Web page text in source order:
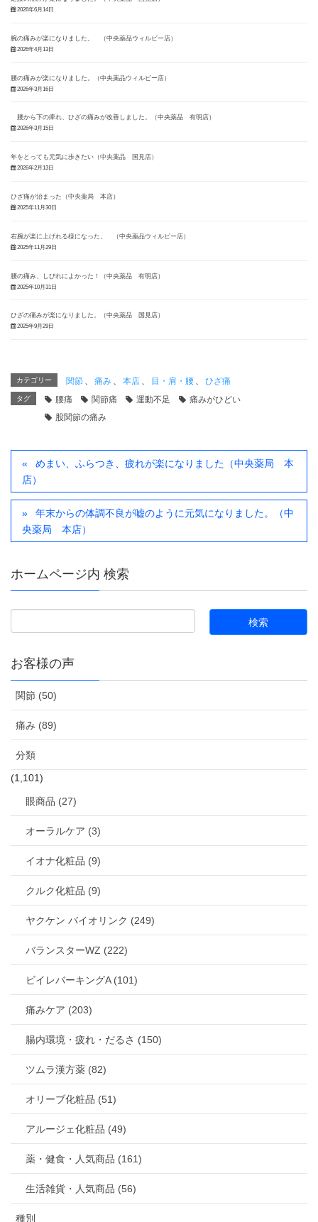
2026年6月14日
腕の痛みが楽になりました。 （中央薬品ウィルビー店）
2026年4月13日
腰の痛みが楽になりました。（中央薬品ウィルビー店）
2026年3月16日
腰から下の痺れ、ひざの痛みが改善しました。（中央薬品 有明店）
2026年3月15日
年をとっても元気に歩きたい（中央薬品 国見店）
2026年2月13日
ひざ痛が治まった（中央薬局 本店）
2025年11月30日
右腕が楽に上げれる様になった。 （中央薬品ウィルビー店）
2025年11月29日
腰の痛み、しびれによかった！（中央薬品 有明店）
2025年10月31日
ひざの痛みが楽になりました。（中央薬品 国見店）
2025年9月29日
カテゴリー 関節 、 痛み 、 本店 、 目・肩・腰 、 ひざ痛
タグ 腰痛 関節痛 運動不足
痛みがひどい
股関節の痛み
めまい、ふらつき、疲れが楽になりました（中央薬局 本
店）
年末からの体調不良が嘘のように元気になりました。（中
央薬局 本店）
ホームページ内 検索
お客様の声
関節 (50)
痛み (89)
分類
(1,101)
眼商品 (27)
オーラルケア (3)
イオナ化粧品 (9)
クルク化粧品 (9)
ヤクケン バイオリンク (249)
バランスターWZ (222)
ビイレバーキングA (101)
痛みケア (203)
腸内環境・疲れ・だるさ (150)
ツムラ漢方薬 (82)
オリーブ化粧品 (51)
アルージェ化粧品 (49)
薬・健食・人気商品 (161)
生活雑貨・人気商品 (56)
種別